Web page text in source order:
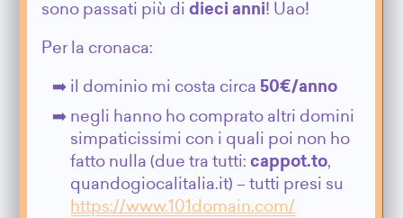
sono passati più didieci anni! Uao!
Per la cronaca:
il dominio mi costa circa50€/anno
negli hanno ho comprato altri domini
simpaticissimi con i quali poi non ho
fatto nulla (due tra tutti:cappot.to,
quandogiocalitalia.it) – tutti presi su
https://www.101domain.com/